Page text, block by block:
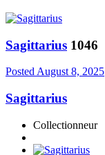
Sagittarius 1046
PostedAugust 8, 2025
Sagittarius
Collectionneur